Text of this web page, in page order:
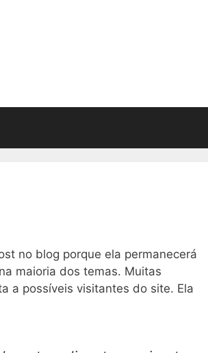
no blog porque ela permanecerá
maioria dos temas. Muitas
a possíveis visitantes do site. Ela